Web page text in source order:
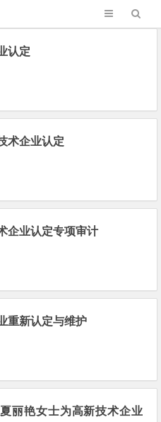
认定
术企业认定
企业认定专项审计
重新认定与维护
丽艳女士为高新技术企业